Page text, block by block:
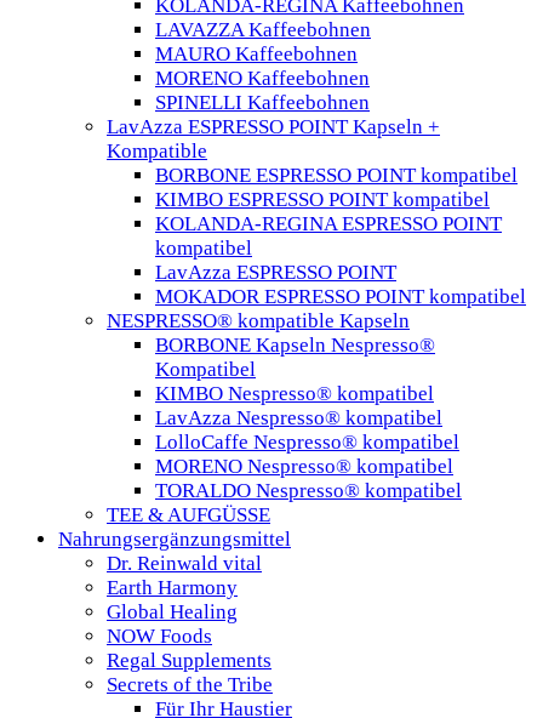
KOLANDA-REGINA Kaffeebohnen
LAVAZZA Kaffeebohnen
MAURO Kaffeebohnen
MORENO Kaffeebohnen
SPINELLI Kaffeebohnen
LavAzza ESPRESSO POINT Kapseln +
Kompatible
BORBONE ESPRESSO POINT kompatibel
KIMBO ESPRESSO POINT kompatibel
KOLANDA-REGINA ESPRESSO POINT
kompatibel
LavAzza ESPRESSO POINT
MOKADOR ESPRESSO POINT kompatibel
NESPRESSO® kompatible Kapseln
BORBONE Kapseln Nespresso®
Kompatibel
KIMBO Nespresso® kompatibel
LavAzza Nespresso® kompatibel
LolloCaffe Nespresso® kompatibel
MORENO Nespresso® kompatibel
TORALDO Nespresso® kompatibel
TEE & AUFGÜSSE
Nahrungsergänzungsmittel
Dr. Reinwald vital
Earth Harmony
Global Healing
NOW Foods
Regal Supplements
Secrets of the Tribe
Für Ihr Haustier